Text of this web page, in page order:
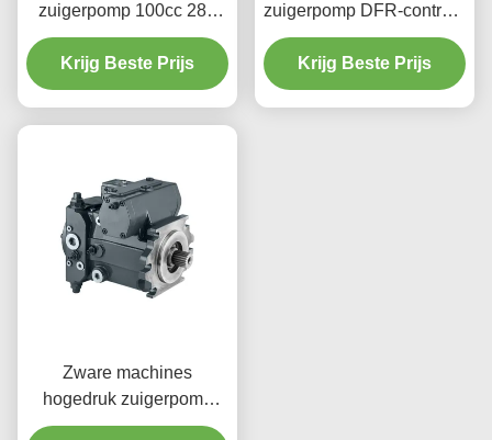
zuigerpomp 100cc 280
bar Continu werkzaam
Krijg Beste Prijs
zuigerpomp DFR-controle
118 kW vermogen
Krijg Beste Prijs
Zware machines
hogedruk zuigerpomp
450 bar aangepaste kleur